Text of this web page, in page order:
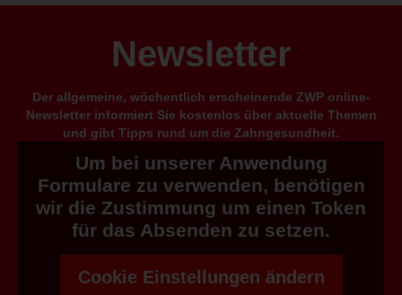
Newsletter
Der allgemeine, wöchentlich erscheinende ZWP online-
Newsletter informiert Sie kostenlos über aktuelle Themen
und gibt Tipps rund um die Zahngesundheit.
Um bei unserer Anwendung
Formulare zu verwenden, benötigen
wir die Zustimmung um einen Token
für das Absenden zu setzen.
Cookie Einstellungen ändern